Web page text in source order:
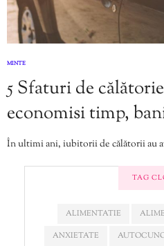
MINTE
5 Sfaturi de
economisi timp,
În ultimi ani, iubitorii de călătorii au
TAG
ALIMENTATIE
ANXIETATE